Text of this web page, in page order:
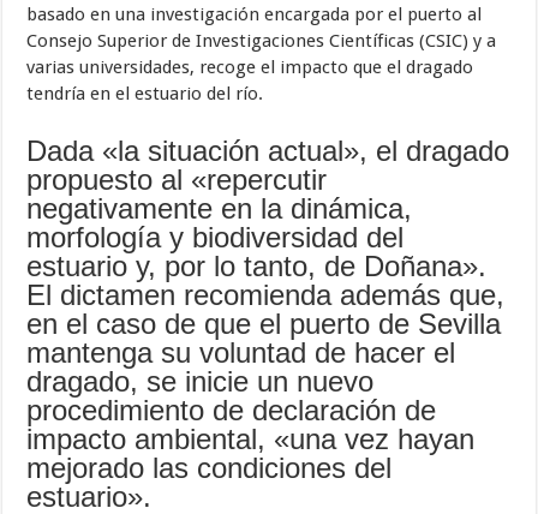
basado en una investigación encargada por el puerto al
Consejo Superior de Investigaciones Científicas (CSIC) y a
varias universidades, recoge el impacto que el dragado
tendría en el estuario del río.
Dada «la situación actual», el dragado
propuesto al «repercutir
negativamente en la dinámica,
morfología y biodiversidad del
estuario y, por lo tanto, de Doñana».
El dictamen recomienda además que,
en el caso de que el puerto de Sevilla
mantenga su voluntad de hacer el
dragado, se inicie un nuevo
procedimiento de declaración de
impacto ambiental, «una vez hayan
mejorado las condiciones del
estuario».